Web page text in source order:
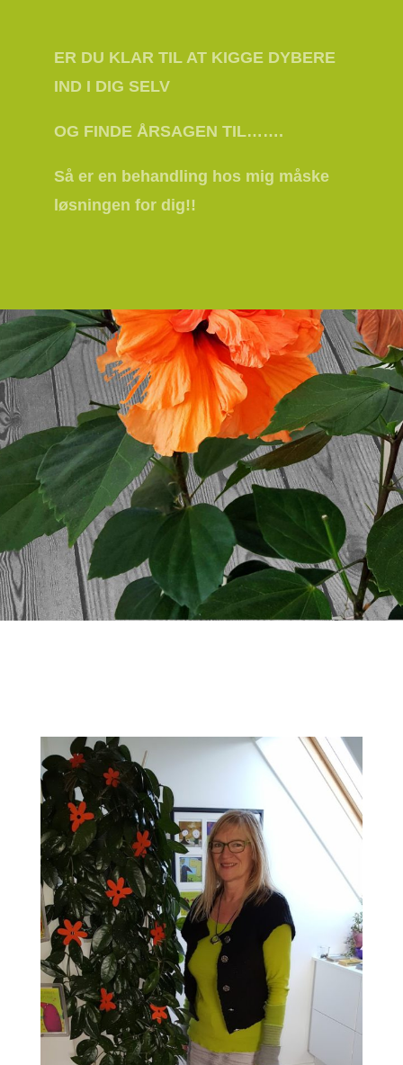
ER DU KLAR TIL AT KIGGE DYBERE
IND I DIG SELV
OG FINDE ÅRSAGEN TIL…….
Så er en behandling hos mig måske
løsningen for dig!!